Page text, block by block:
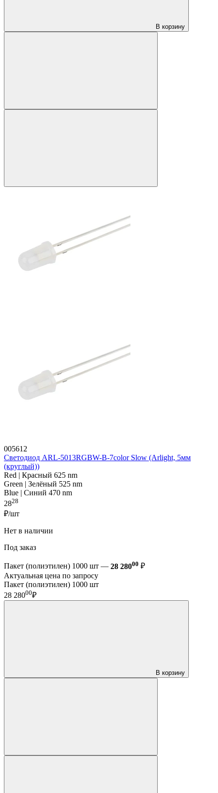
В корзину
005612
Светодиод ARL-5013RGBW-B-7color Slow (Arlight, 5мм
(круглый))
Red | Красный 625 nm
Green | Зелёный 525 nm
Blue | Синий 470 nm
2828
₽/шт
Нет в наличии
Под заказ
Пакет (полиэтилен) 1000 шт — 28 28000 ₽
Актуальная цена по запросу
Пакет (полиэтилен) 1000 шт
28 28000₽
В корзину